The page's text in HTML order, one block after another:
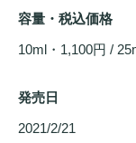
容量・税込価格
10ml・1,100円 /
発売日
2021/2/21